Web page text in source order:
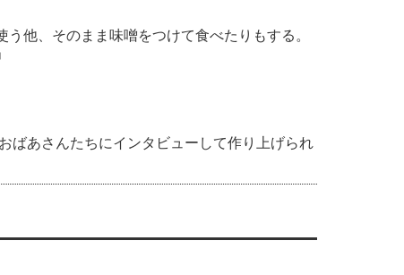
他、そのまま味噌をつけて食べたりもする。
ばあさんたちにインタビューして作り上げられ